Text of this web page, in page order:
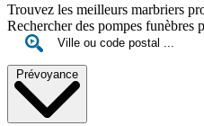
Trouvez les meilleurs marbriers
Rechercher des pompes funèbres
Prévoyance